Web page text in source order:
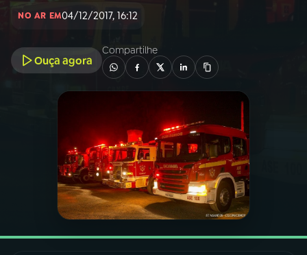
PROGRAMAS
PODCASTS
VIDEOCASTS
NO AR EM04/12/2017, 16:12
Ouça agora
Compartilhe